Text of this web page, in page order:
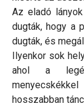
Az eladó
dugták, hogy a
dugták, és
Ilyenkor sok
ahol a
hosszabban